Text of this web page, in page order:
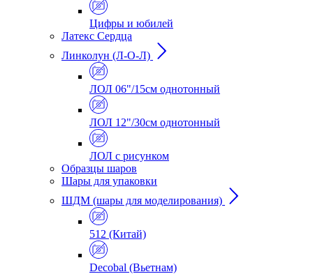
Цифры и юбилей
Латекс Сердца
Линколун (Л-О-Л)
ЛОЛ 06"/15см однотонный
ЛОЛ 12"/30см однотонный
ЛОЛ с рисунком
Образцы шаров
Шары для упаковки
ШДМ (шары для моделирования)
512 (Китай)
Decobal (Вьетнам)